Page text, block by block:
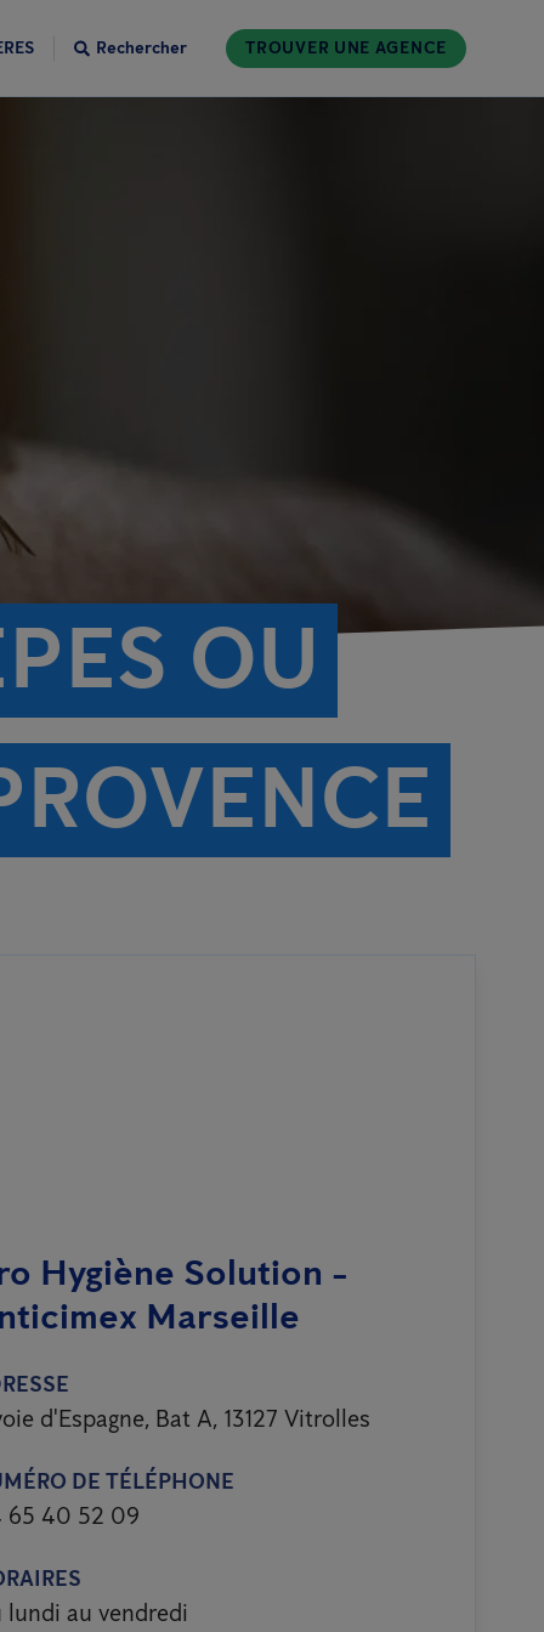
Rechercher TROUVER UNE AGENCE
OU
Hygiène Solution -
Marseille
d'Espagne, Bat A, 13127 Vitrolles
DE TÉLÉPHONE
65 40 52 09
lundi au vendredi